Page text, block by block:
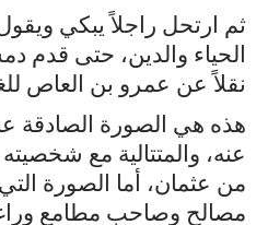
ثم ارتحل راجلاً يبكي
الحياء والدين، حتى قدم
نقلاً عن عمرو بن العاص
هذه هي الصورة الصادقة
عنه، والمتتالية مع
من عثمان، أما الصورة
مصالح وصاحب مطامع